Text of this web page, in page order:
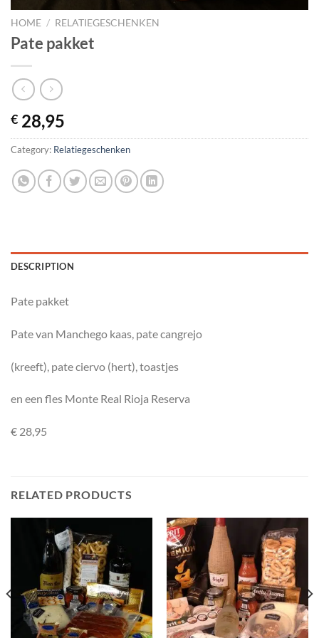
HOME / RELATIEGESCHENKEN
Pate pakket
€ 28,95
Category: Relatiegeschenken
DESCRIPTION
Pate pakket
Pate van Manchego kaas, pate cangrejo
(kreeft), pate ciervo (hert), toastjes
en een fles Monte Real Rioja Reserva
€ 28,95
RELATED PRODUCTS